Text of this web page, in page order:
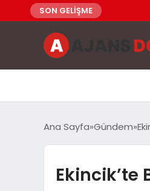
SON GELİŞME
Ana Sayfa Gündem
Ekincik’te